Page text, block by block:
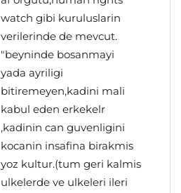
watch gibi kuruluslarin
verilerinde de mevcut.
"beyninde bosanmayi
yada ayriligi
bitiremeyen,kadini mali
kabul eden erkekelr
,kadinin can guvenligini
kocanin insafina birakmis
yoz kultur.(tum geri kalmis
ulkelerde ve ulkeleri ileri